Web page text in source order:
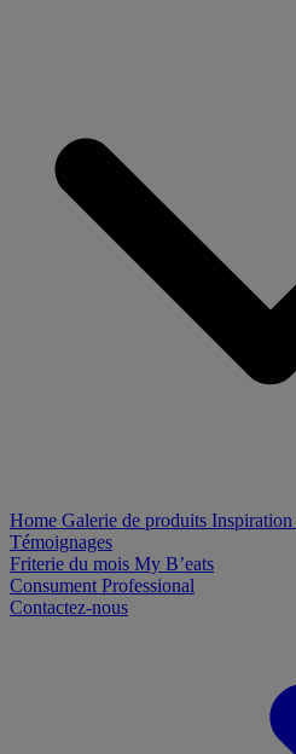
Home Galerie de produits Inspiration
Témoignages
Friterie du mois My B’eats
Consument Professional
Contactez-nous